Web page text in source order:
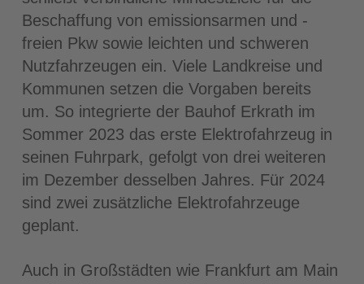
Beschaffung von emissionsarmen und -
freien Pkw sowie leichten und schweren
Nutzfahrzeugen ein. Viele Landkreise und
Kommunen setzen die Vorgaben bereits
um. So integrierte der Bauhof Erkrath im
Sommer 2023 das erste Elektrofahrzeug in
seinen Fuhrpark, gefolgt von drei weiteren
im Dezember desselben Jahres. Für 2024
sind zwei zusätzliche Elektrofahrzeuge
geplant.
Auch in Großstädten wie Frankfurt am Main